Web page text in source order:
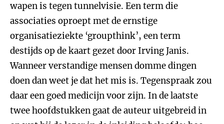
wapen is tegen tunnelvisie. Een term die
associaties oproept met de ernstige
organisatieziekte ‘groupthink’, een term
destijds op de kaart gezet door Irving Janis.
Wanneer verstandige mensen domme dingen
doen dan weet je dat het mis is. Tegenspraak zou
daar een goed medicijn voor zijn. In de laatste
twee hoofdstukken gaat de auteur uitgebreid in